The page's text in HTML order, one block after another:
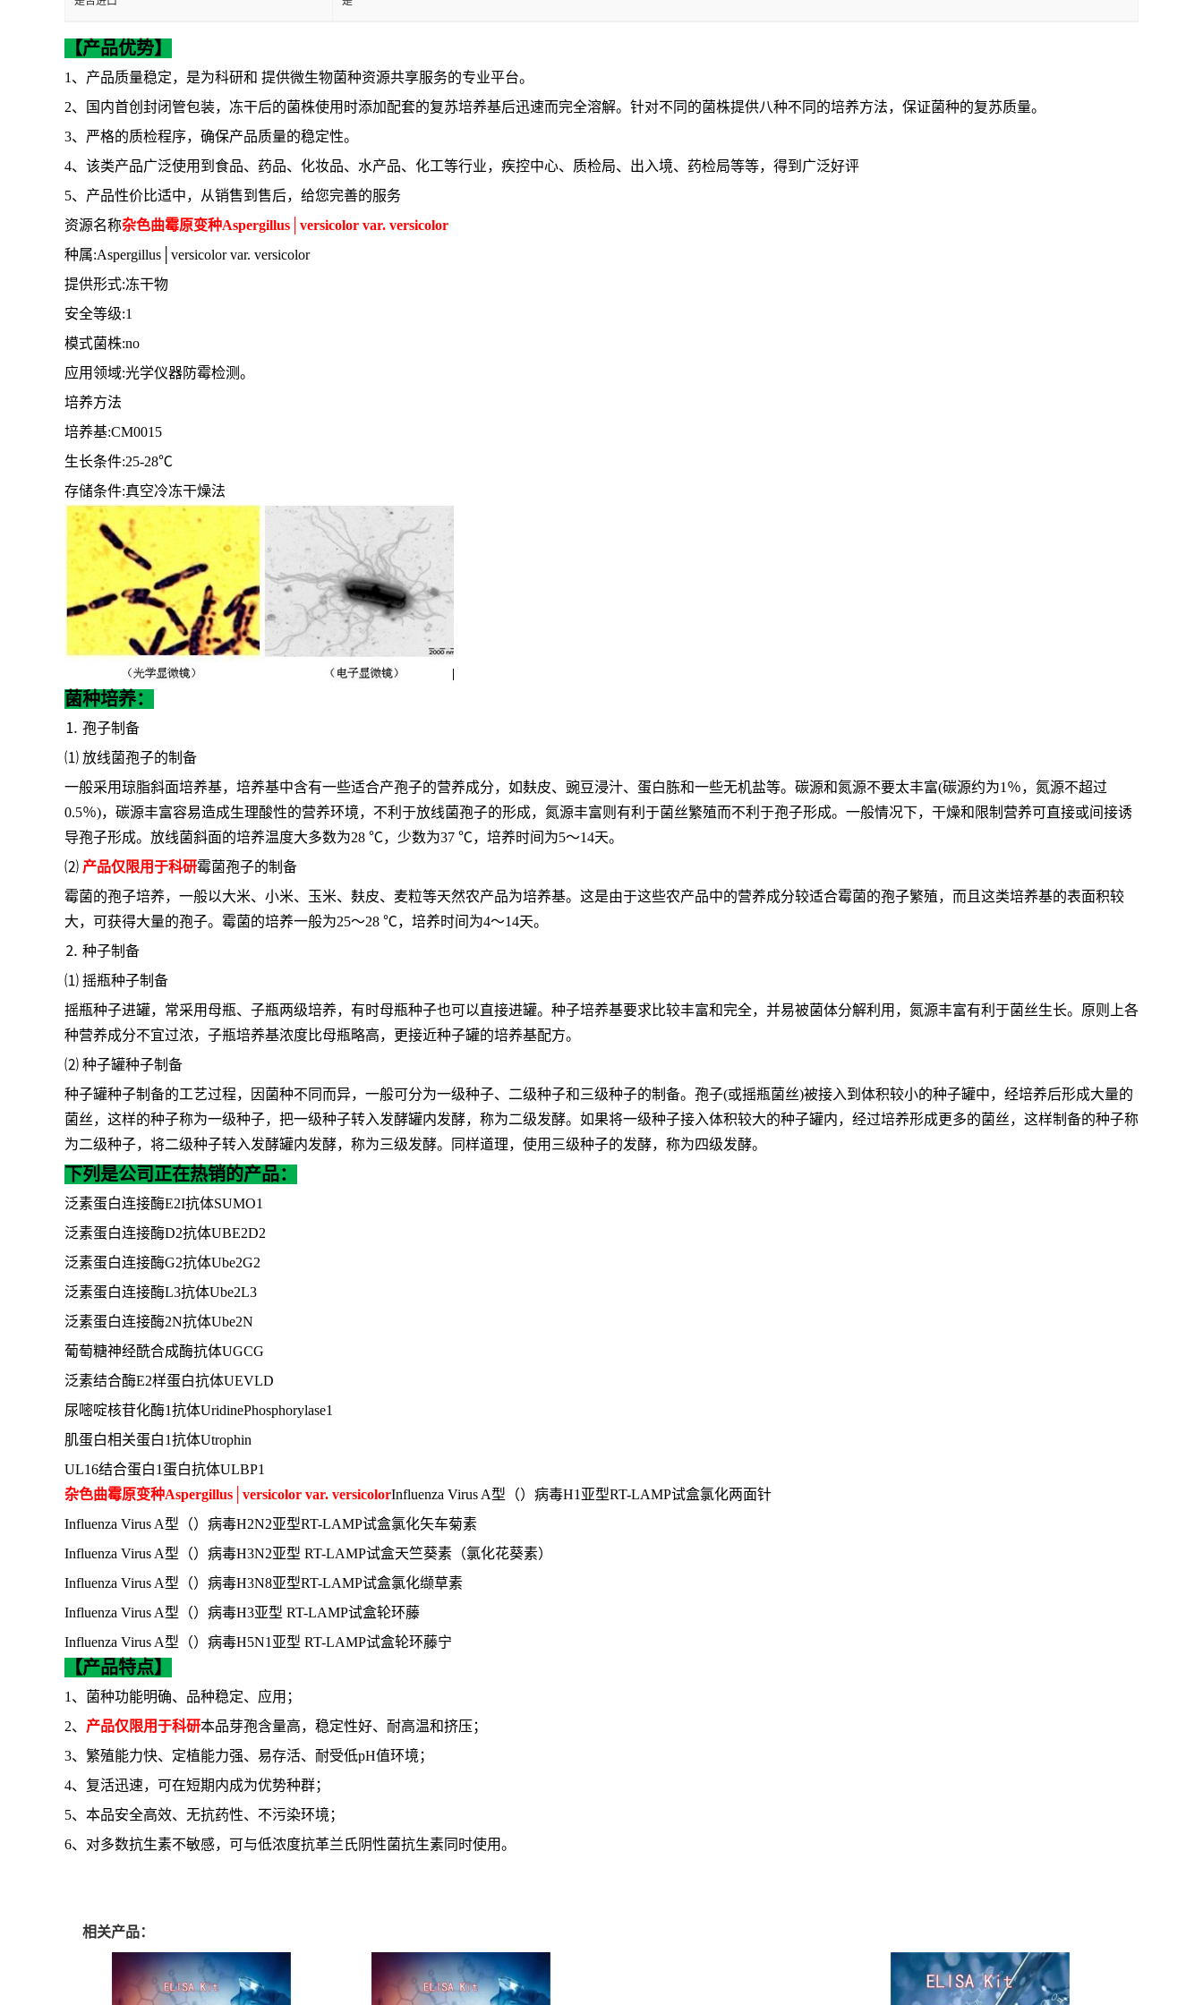
【产品优势】
1、产品质量稳定，是为科研和 提供微生物菌种资源共享服务的专业平台。
2、国内首创封闭管包装，冻干后的菌株使用时添加配套的复苏培养基后迅速而完全溶解。针对不同的菌株提供八种不同的培养方法，保证菌种的复苏质量。
3、严格的质检程序，确保产品质量的稳定性。
4、该类产品广泛使用到食品、药品、化妆品、水产品、化工等行业，疾控中心、质检局、出入境、药检局等等，得到广泛好评
5、产品性价比适中，从销售到售后，给您完善的服务
资源名称杂色曲霉原变种 Aspergillus│versicolor var. versicolor
种属 :Aspergillus│versicolor var. versicolor
提供形式 :冻干物
安全等级 :1
模式菌株
应用领域 :光学仪器防霉检测。
培养方法
培养基 :CM0015
生长条件 :25-28℃
存储条件 :真空冷冻干燥法
菌种培养：
⒈ 孢子制备
⑴ 放线菌孢子的制备
一般采用琼脂斜面培养基，培养基中含有一些适合产孢子的营养成分，如麸皮、豌豆浸汁、蛋白胨和一些无机盐等。碳源和氮源不要太丰富(碳源约为1％，氮源不超过
0.5％)，碳源丰富容易造成生理酸性的营养环境，不利于放线菌孢子的形成，氮源丰富则有利于菌丝繁殖而不利于孢子形成。一般情况下，干燥和限制营养可直接或间接诱
导孢子形成。放线菌斜面的培养温度大多数为28 ℃，少数为37 ℃，培养时间为5～14天。
⑵ 产品仅限用于科研霉菌孢子的制备
霉菌的孢子培养，一般以大米、小米、玉米、麸皮、麦粒等天然农产品为培养基。这是由于这些农产品中的营养成分较适合霉菌的孢子繁殖，而且这类培养基的表面积较
大，可获得大量的孢子。霉菌的培养一般为25～28 ℃，培养时间为4～14天。
⒉ 种子制备
⑴ 摇瓶种子制备
摇瓶种子进罐，常采用母瓶、子瓶两级培养，有时母瓶种子也可以直接进罐。种子培养基要求比较丰富和完全，并易被菌体分解利用，氮源丰富有利于菌丝生长。原则上各
种营养成分不宜过浓，子瓶培养基浓度比母瓶略高，更接近种子罐的培养基配方。
⑵ 种子罐种子制备
种子罐种子制备的工艺过程，因菌种不同而异，一般可分为一级种子、二级种子和三级种子的制备。孢子 (或摇瓶菌丝)被接入到体积较小的种子罐中，经培养后形成大量的
菌丝，这样的种子称为一级种子，把一级种子转入发酵罐内发酵，称为二级发酵。如果将一级种子接入体积较大的种子罐内，经过培养形成更多的菌丝，这样制备的种子称
为二级种子，将二级种子转入发酵罐内发酵，称为三级发酵。同样道理，使用三级种子的发酵，称为四级发酵。
下列是公司正在热销的产品：
泛素蛋白连接酶E2I抗体SUMO1
泛素蛋白连接酶D2抗体UBE2D2
泛素蛋白连接酶G2抗体Ube2G2
泛素蛋白连接酶L3抗体Ube2L3
泛素蛋白连接酶2N抗体Ube2N
葡萄糖神经酰合成酶抗体UGCG
泛素结合酶E2样蛋白抗体UEVLD
尿嘧啶核苷化酶1抗体UridinePhosphorylase1
肌蛋白相关蛋白1抗体Utrophin
UL16结合蛋白1蛋白抗体ULBP1
杂色曲霉原变种 Aspergillus│versicolor var. versicolor Influenza Virus A型（）病毒H1亚型RT-LAMP试盒氯化两面针
Influenza Virus A型（）病毒H2N2亚型RT-LAMP试盒氯化矢车菊素
Influenza Virus A型（）病毒H3N2亚型 RT-LAMP试盒天竺葵素（氯化花葵素）
Influenza Virus A型（）病毒H3N8亚型RT-LAMP试盒氯化缬草素
Influenza Virus A型（）病毒H3亚型 RT-LAMP试盒轮环藤
Influenza Virus A型（）病毒H5N1亚型 RT-LAMP试盒轮环藤宁
【产品特点】
1、菌种功能明确、品种稳定、应用；
2、 产品仅限用于科研本品芽孢含量高，稳定性好、耐高温和挤压；
3、繁殖能力快、定植能力强、易存活、耐受低pH值环境；
4、复活迅速，可在短期内成为优势种群；
5、本品安全高效、无抗药性、不污染环境；
6、对多数抗生素不敏感，可与低浓度抗革兰氏阴性菌抗生素同时使用。
相关产品：